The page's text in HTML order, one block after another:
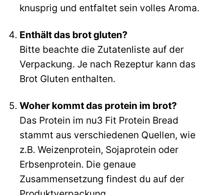
knusprig und entfaltet sein volles Aroma.
Enthält das brot gluten?
Bitte beachte die Zutatenliste auf der
Verpackung. Je nach Rezeptur kann das
Brot Gluten enthalten.
Woher kommt das protein im brot?
Das Protein im nu3 Fit Protein Bread
stammt aus verschiedenen Quellen, wie
z.B. Weizenprotein, Sojaprotein oder
Erbsenprotein. Die genaue
Zusammensetzung findest du auf der